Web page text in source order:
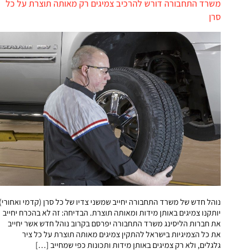
משרד התחבורה דורש להרכיב צמיגים רק מאותה תוצרת על כל
סרן
נוהל חדש של משרד התחבורה יחייב שמשני צדיו של כל סרן (קדמי ואחורי)
יותקנו צמיגים באותן מידות ומאותה תוצרת. הבדיחה: זה לא בהכרח יחייב
את חברות הליסינג משרד התחבורה יפרסם בקרוב נוהל חדש אשר יחייב
את כל הצמיגיות בישראל להתקין צמיגים מאותה תוצרת על כל ציר
גלגלים, ולא רק צמיגים באותן מידות ותכונות כפי שמחייב […]